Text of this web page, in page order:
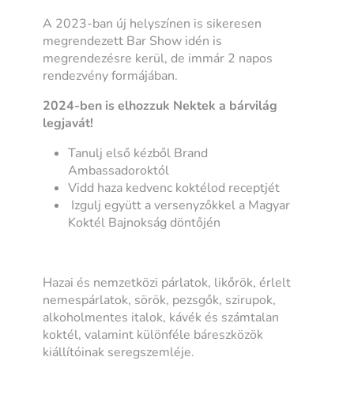
A 2023-ban új helyszínen is sikeresen
megrendezett Bar Show idén is
megrendezésre kerül, de immár 2 napos
rendezvény formájában.
2024-ben is elhozzuk Nektek a bárvilág
legjavát!
Tanulj első kézből Brand
Ambassadoroktól
Vidd haza kedvenc koktélod receptjét
Izgulj együtt a versenyzőkkel a Magyar
Koktél Bajnokság döntőjén
Hazai és nemzetközi párlatok, likőrök, érlelt
nemespárlatok, sörök, pezsgők, szirupok,
alkoholmentes italok, kávék és számtalan
koktél, valamint különféle báreszközök
kiállítóinak seregszemléje.